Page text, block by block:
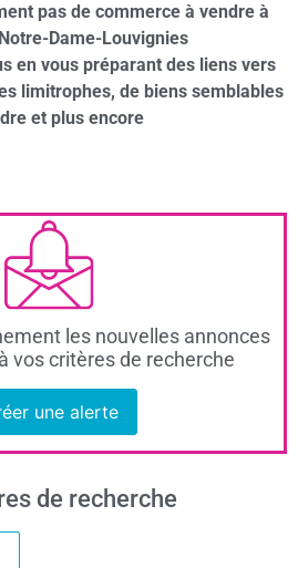
pas de commerce à vendre à
Dame-Louvignies
en vous préparant des liens vers
limitrophes, de biens semblables
et plus encore
les nouvelles annonces
vos critères de recherche
une alerte
de recherche